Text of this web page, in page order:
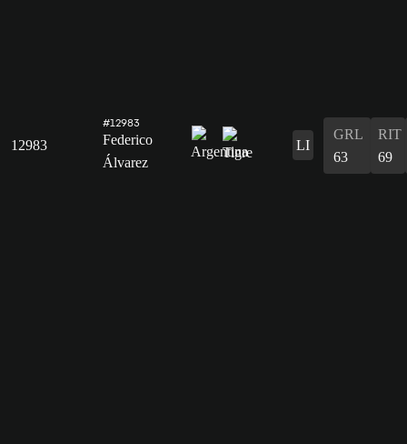
12983
#12983
Federico
Álvarez
LI
GRL
63
RIT
69